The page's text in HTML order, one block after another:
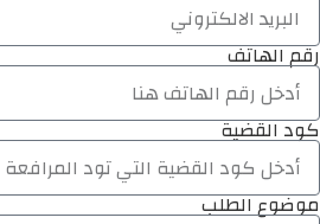
رقم الهاتف
كود القضية
موضوع الطلب